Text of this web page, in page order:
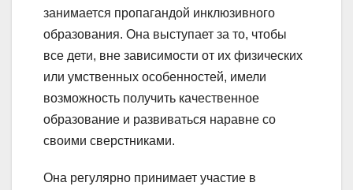
занимается пропагандой инклюзивного
образования. Она выступает за то, чтобы
все дети, вне зависимости от их физических
или умственных особенностей, имели
возможность получить качественное
образование и развиваться наравне со
своими сверстниками.
Она регулярно принимает участие в